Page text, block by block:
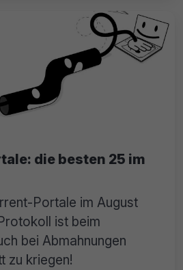
die besten 25 im
Portale im August
ist beim
bei Abmahnungen
zu kriegen!